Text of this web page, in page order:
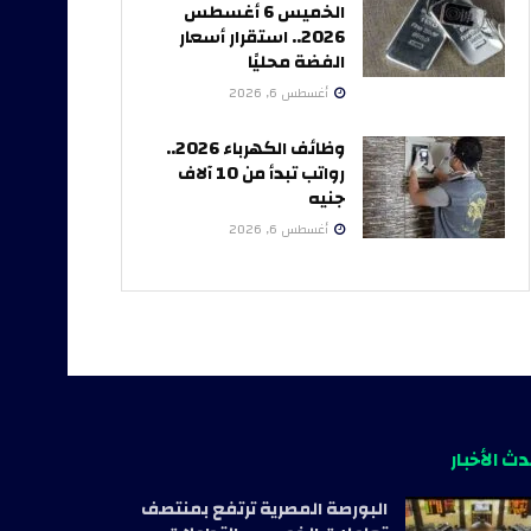
الخميس 6 أغسطس
2026.. استقرار أسعار
الفضة محليًا
أغسطس 6, 2026
وظائف الكهرباء 2026..
رواتب تبدأ من 10 آلاف
جنيه
أغسطس 6, 2026
الأخبار
البورصة المصرية ترتفع بمنتصف